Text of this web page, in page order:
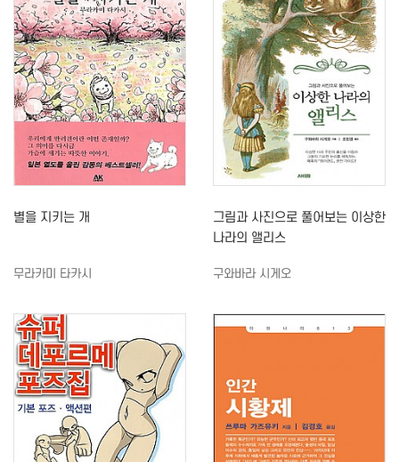
별을 지키는 개
무라카미 타카시
그림과 사진으로 풀어보는 이상한
나라의 앨리스
구와바라 시게오